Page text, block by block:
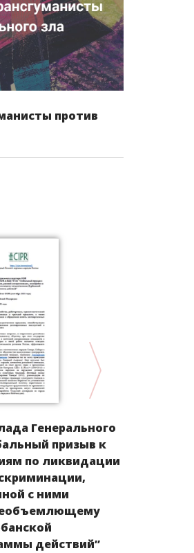
против
Генерального
призыв к
по ликвидации
с ними
действий”